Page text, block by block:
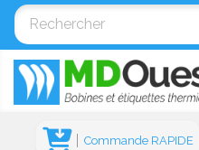
Commande RAPIDE